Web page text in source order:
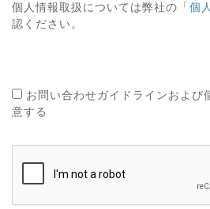
個人情報取扱については弊社の「 個
認ください。
お問い合わせガイドラインおよび
意する